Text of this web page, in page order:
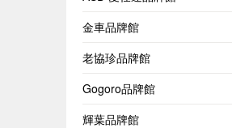
金車品牌館
老協珍品牌館
Gogoro品牌館
輝葉品牌館